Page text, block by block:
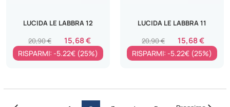
LUCIDA LE LABBRA 12
15,68 €
20,90 €
RISPARMI: -5.22€ (25%)
LUCIDA LE LABBRA 11
15,68 €
20,90 €
RISPARMI: -5.22€ (25%)